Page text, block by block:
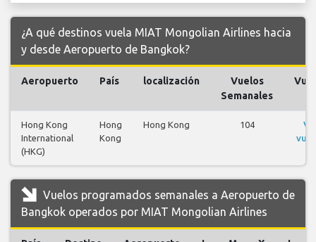
¿A qué destinos vuela MIAT Mongolian Airlines hacia
y desde Aeropuerto de Bangkok?
Aeropuerto País localización
Vuelos
Semanales
Hong Kong
International
(HKG)
Hong
Kong
Hong Kong 104
Vuelos programados semanales a Aeropuerto de
Bangkok operados por MIAT Mongolian Airlines